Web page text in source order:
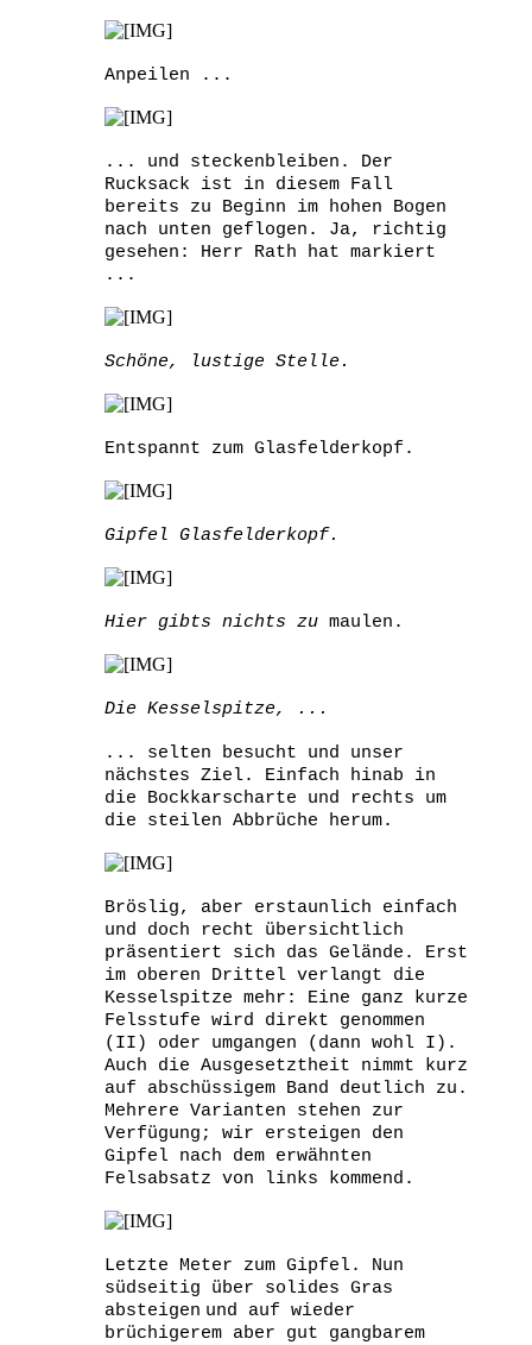
Anpeilen ...
... und steckenbleiben. Der
Rucksack ist in diesem Fall
bereits zu Beginn im hohen Bogen
nach unten geflogen. Ja, richtig
gesehen: Herr Rath hat markiert
...
Schöne, lustige Stelle.
Entspannt zum Glasfelderkopf.
Gipfel Glasfelderkopf.
Hier gibts nichts zu maulen.
Die Kesselspitze, ...
... selten besucht und unser
nächstes Ziel. Einfach hinab in
die Bockkarscharte und rechts um
die steilen Abbrüche herum.
Bröslig, aber erstaunlich einfach
und doch recht übersichtlich
präsentiert sich das Gelände. Erst
im oberen Drittel verlangt die
Kesselspitze mehr: Eine ganz kurze
Felsstufe wird direkt genommen
(II) oder umgangen (dann wohl I).
Auch die Ausgesetztheit nimmt kurz
auf abschüssigem Band deutlich zu.
Mehrere Varianten stehen zur
Verfügung; wir ersteigen den
Gipfel nach dem erwähnten
Felsabsatz von links kommend.
Letzte Meter zum Gipfel. Nun
südseitig über solides Gras
absteigen und auf wieder
brüchigerem aber gut gangbarem